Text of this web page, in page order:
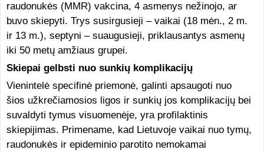
raudonukės (MMR) vakcina, 4 asmenys nežinojo, ar
buvo skiepyti. Trys susirgusieji – vaikai (18 mėn., 2 m.
ir 13 m.), septyni – suaugusieji, priklausantys asmenų
iki 50 metų amžiaus grupei.
Skiepai gelbsti nuo sunkių komplikacijų
Vienintelė specifinė priemonė, galinti apsaugoti nuo
šios užkrečiamosios ligos ir sunkių jos komplikacijų bei
suvaldyti tymus visuomenėje, yra profilaktinis
skiepijimas. Primename, kad Lietuvoje vaikai nuo tymų,
raudonukės ir epideminio parotito nemokamai